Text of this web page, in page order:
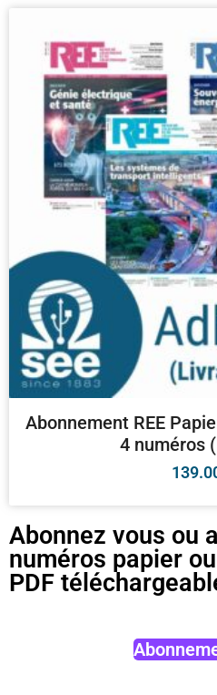
Abonnement REE
4 numéros
Abonnez vous ou
numéros papier
PDF